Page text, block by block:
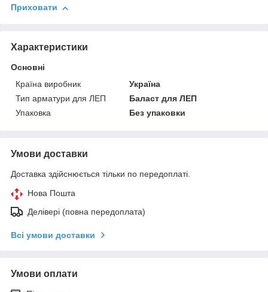
Приховати
Характеристики
Основні
Країна виробник
Україна
Тип арматури для ЛЕП
Баласт для ЛЕП
Упаковка
Без упаковки
Умови доставки
Доставка здійснюється тільки по передоплаті.
Нова Пошта
Делівері (повна передоплата)
Всі умови доставки
Умови оплати